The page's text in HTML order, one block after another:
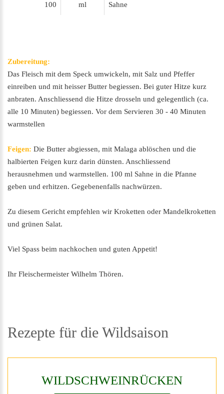
100 ml Sahne
Zubereitung:
Das Fleisch mit dem Speck umwickeln, mit Salz und Pfeffer
einreiben und mit heisser Butter begiessen. Bei guter Hitze kurz
anbraten. Anschliessend die Hitze drosseln und gelegentlich (ca.
alle 10 Minuten) begiessen. Vor dem Servieren 30 - 40 Minuten
warmstellen
Feigen: Die Butter abgiessen, mit Malaga ablöschen und die
halbierten Feigen kurz darin dünsten. Anschliessend
herausnehmen und warmstellen. 100 ml Sahne in die Pfanne
geben und erhitzen. Gegebenenfalls nachwürzen.
Zu diesem Gericht empfehlen wir Kroketten oder Mandelkroketten
und grünen Salat.
Viel Spass beim nachkochen und guten Appetit!
Ihr Fleischermeister Wilhelm Thören.
Rezepte für die Wildsaison
WILDSCHWEINRÜCKEN